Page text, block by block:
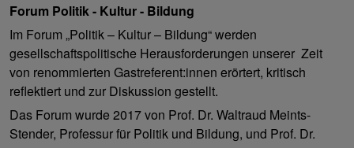
Forum Politik - Kultur - Bildung
Im Forum „Politik – Kultur – Bildung“ werden
gesellschaftspolitische Herausforderungen unserer Zeit
von renommierten Gastreferent:innen erörtert, kritisch
reflektiert und zur Diskussion gestellt.
Das Forum wurde 2017 von Prof. Dr. Waltraud Meints-
Stender, Professur für Politik und Bildung, und Prof. Dr.